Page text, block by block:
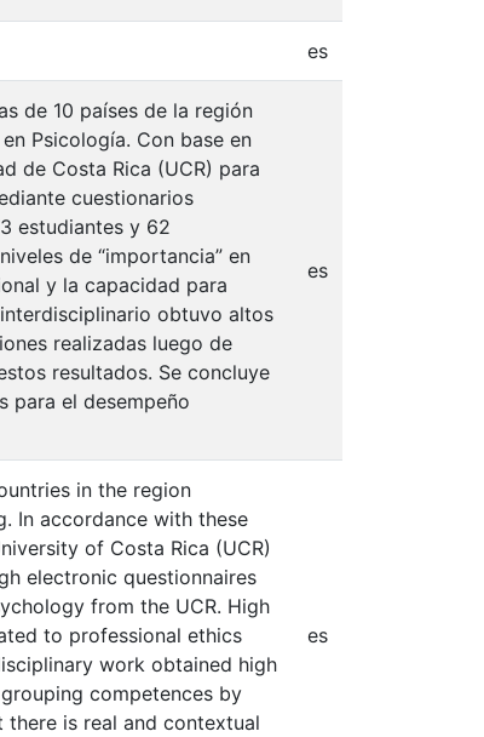
es
de 10 países de la región
Psicología. Con base en
de Costa Rica (UCR) para
cuestionarios
estudiantes y 62
de “importancia” en
y la capacidad para
obtuvo altos
realizadas luego de
resultados. Se concluye
para el desempeño
es
in the region
In accordance with these
of Costa Rica (UCR)
electronic questionnaires
from the UCR. High
to professional ethics
work obtained high
competences by
is real and contextual
es